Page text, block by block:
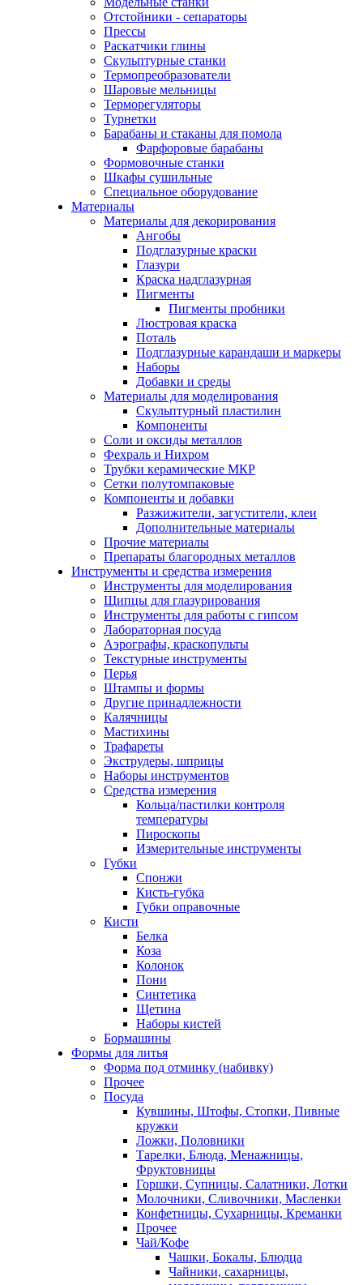
Отстойники - сепараторы
Прессы
Раскатчики глины
Скульптурные станки
Термопреобразователи
Шаровые мельницы
Терморегуляторы
Турнетки
Барабаны и стаканы для помола
Фарфоровые барабаны
Формовочные станки
Шкафы сушильные
Специальное оборудование
Материалы
Материалы для декорирования
Ангобы
Подглазурные краски
Глазури
Краска надглазурная
Пигменты
Пигменты пробники
Люстровая краска
Поталь
Подглазурные карандаши и маркеры
Наборы
Добавки и среды
Материалы для моделирования
Скульптурный пластилин
Компоненты
Соли и оксиды металлов
Фехраль и Нихром
Трубки керамические МКР
Сетки полутомпаковые
Компоненты и добавки
Разжижители, загустители, клеи
Дополнительные материалы
Прочие материалы
Препараты благородных металлов
Инструменты и средства измерения
Инструменты для моделирования
Щипцы для глазурирования
Инструменты для работы с гипсом
Лабораторная посуда
Аэрографы, краскопульты
Текстурные инструменты
Перья
Штампы и формы
Другие принадлежности
Калячницы
Мастихины
Трафареты
Экструдеры, шприцы
Наборы инструментов
Средства измерения
Кольца/пастилки контроля
температуры
Пироскопы
Измерительные инструменты
Губки
Спонжи
Кисть-губка
Губки оправочные
Кисти
Белка
Коза
Колонок
Пони
Синтетика
Щетина
Наборы кистей
Бормашины
Формы для литья
Форма под отминку (набивку)
Прочее
Посуда
Кувшины, Штофы, Стопки, Пивные
кружки
Ложки, Половники
Тарелки, Блюда, Менажницы,
Фруктовницы
Горшки, Супницы, Салатники, Лотки
Молочники, Сливочники, Масленки
Конфетницы, Сухарницы, Креманки
Прочее
Чай/Кофе
Чашки, Бокалы, Блюдца
Чайники, сахарницы,